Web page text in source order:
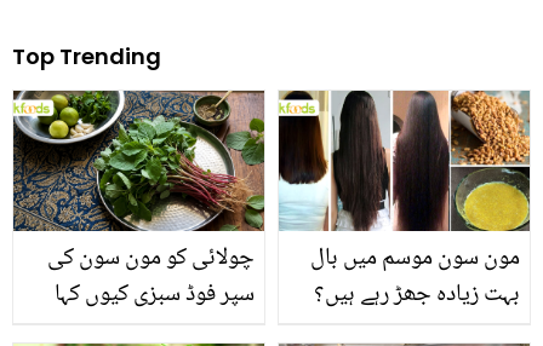
Top Trending
چولائی کو مون سون کی
سپر فوڈ سبزی کیوں کہا
مون سون موسم میں بال
بہت زیادہ جھڑ رہے ہیں؟